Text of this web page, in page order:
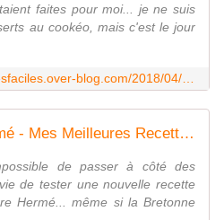
faites pour moi... je ne suis
au cookéo, mais c'est le jour
Crêpes de Pierre Hermé - Mes Meilleures Recettes Faciles
de passer à côté des
de tester une nouvelle recette
Hermé... même si la Bretonne